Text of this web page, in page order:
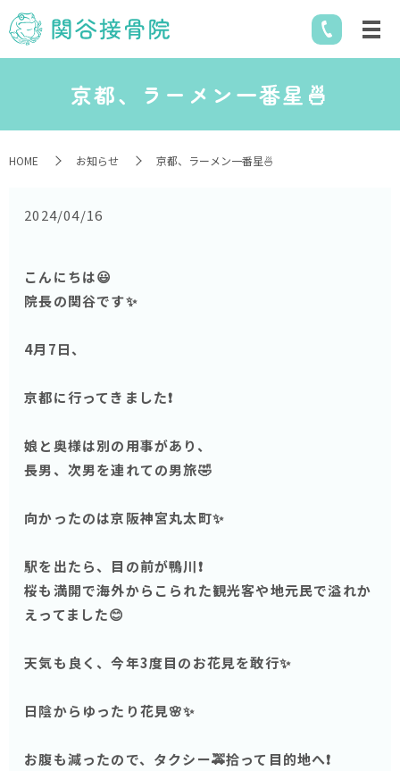
京都、ラーメン一番星🍜
HOME お知らせ 京都、ラーメン一番星🍜
2024/04/16
こんにちは😃
院長の関谷です✨
4月7日、
京都に行ってきました❗️
娘と奥様は別の用事があり、
長男、次男を連れての男旅🤣
向かったのは京阪神宮丸太町✨
駅を出たら、目の前が鴨川❗️
桜も満開で海外からこられた観光客や地元民で溢れか
えってました😊
天気も良く、今年3度目のお花見を敢行✨
日陰からゆったり花見🌸✨
お腹も減ったので、タクシー🚕拾って目的地へ❗️